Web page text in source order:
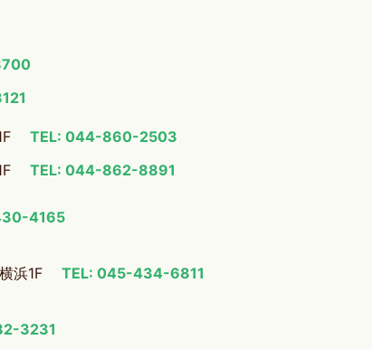
TEL: 044-860-2503
TEL: 044-862-8891
4165
浜1F TEL: 045-434-6811
3231